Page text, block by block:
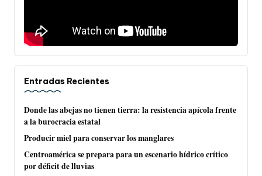
Entradas Recientes
Donde las abejas no tienen tierra: la resistencia apícola frente
a la burocracia estatal
Producir miel para conservar los manglares
Centroamérica se prepara para un escenario hídrico crítico
por déficit de lluvias